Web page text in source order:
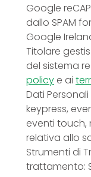
Google
dallo SPAM
Google
Titolare
del sistema
policy e ai
Dati
keypress,
eventi touch,
relativa allo
Strumenti di
trattamento: